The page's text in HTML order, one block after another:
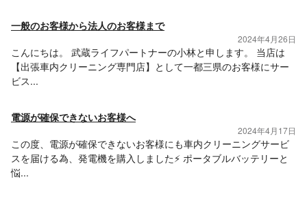
一般のお客様から法人のお客様まで
2024年4月26日
こんにちは。 武蔵ライフパートナーの小林と申します。 当店は
【出張車内クリーニング専門店】として一都三県のお客様にサー
ビス...
電源が確保できないお客様へ
2024年4月17日
この度、電源が確保できないお客様にも車内クリーニングサービ
スを届ける為、発電機を購入しました⚡️ ポータブルバッテリーと
悩...